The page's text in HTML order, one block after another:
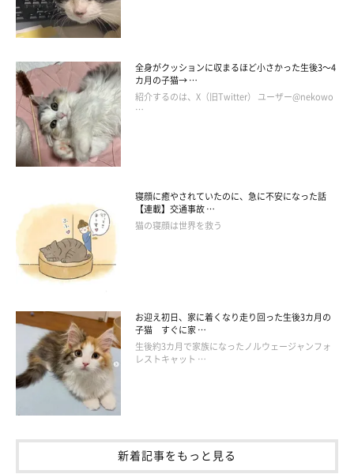
全身がクッションに収まるほど小さかった生後3～4
カ月の子猫→ …
紹介するのは、X（旧Twitter） ユーザー@nekowo
…
寝顔に癒やされていたのに、急に不安になった話
【連載】交通事故 …
猫の寝顔は世界を救う
お迎え初日、家に着くなり走り回った生後3カ月の
子猫 すぐに家 …
生後約3カ月で家族になったノルウェージャンフォ
レストキャット …
新着記事をもっと見る